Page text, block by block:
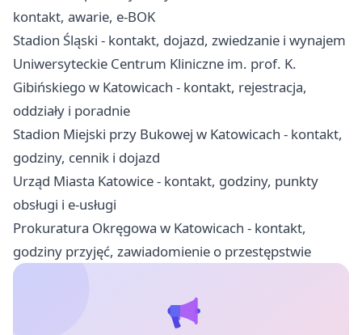
kontakt, awarie, e-BOK
Stadion Śląski - kontakt, dojazd, zwiedzanie i wynajem
Uniwersyteckie Centrum Kliniczne im. prof. K.
Gibińskiego w Katowicach - kontakt, rejestracja,
oddziały i poradnie
Stadion Miejski przy Bukowej w Katowicach - kontakt,
godziny, cennik i dojazd
Urząd Miasta Katowice - kontakt, godziny, punkty
obsługi i e-usługi
Prokuratura Okręgowa w Katowicach - kontakt,
godziny przyjęć, zawiadomienie o przestępstwie